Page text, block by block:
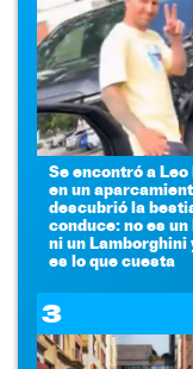
Se encontró a
en un
descubrió la
conduce: no es
ni un Lamborghini
es lo que cuesta
3